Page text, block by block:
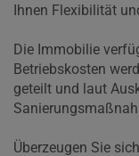
Ihnen Flexibilität
Die Immobilie
Betriebskosten
geteilt und laut
Überzeugen Sie